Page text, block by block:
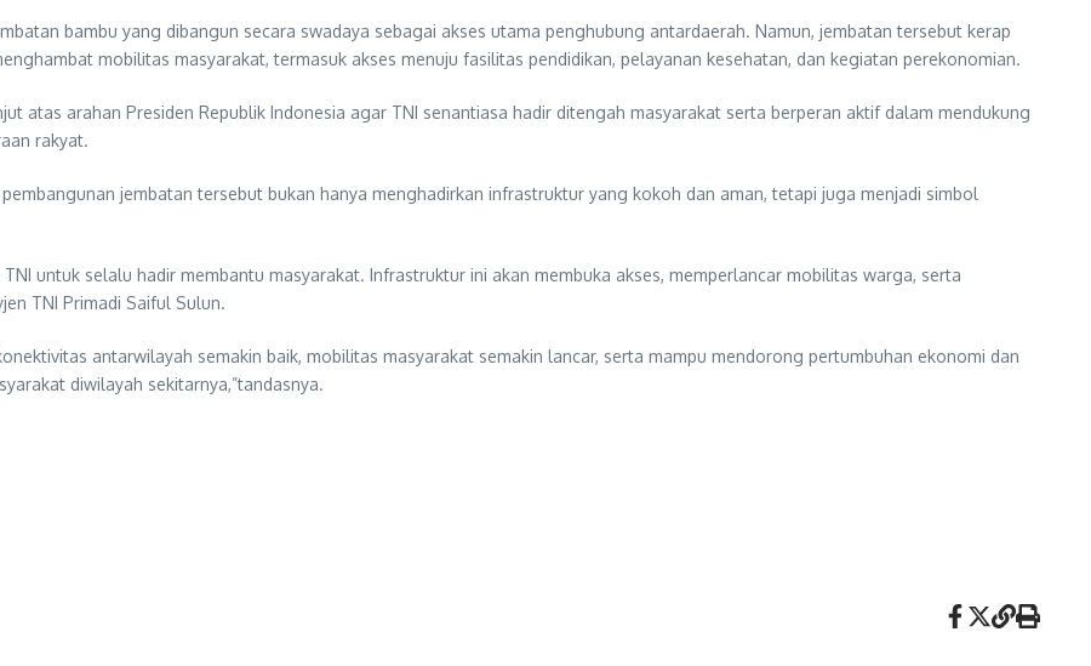
bambu yang dibangun secara swadaya sebagai akses utama penghubung antardaerah. Namun, jembatan tersebut kerap
mobilitas masyarakat, termasuk akses menuju fasilitas pendidikan, pelayanan kesehatan, dan kegiatan perekonomian.
atas arahan Presiden Republik Indonesia agar TNI senantiasa hadir ditengah masyarakat serta berperan aktif dalam mendukung
rakyat.
jembatan tersebut bukan hanya menghadirkan infrastruktur yang kokoh dan aman, tetapi juga menjadi simbol
untuk selalu hadir membantu masyarakat. Infrastruktur ini akan membuka akses, memperlancar mobilitas warga, serta
TNI Primadi Saiful Sulun.
antarwilayah semakin baik, mobilitas masyarakat semakin lancar, serta mampu mendorong pertumbuhan ekonomi dan
diwilayah sekitarnya,”tandasnya.